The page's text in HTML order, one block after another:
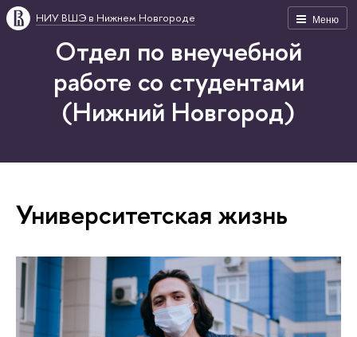
Меню
НИУ ВШЭ в Нижнем Новгороде
Отдел по внеучебной
работе со студентами
(Нижний Новгород)
Университетская жизнь